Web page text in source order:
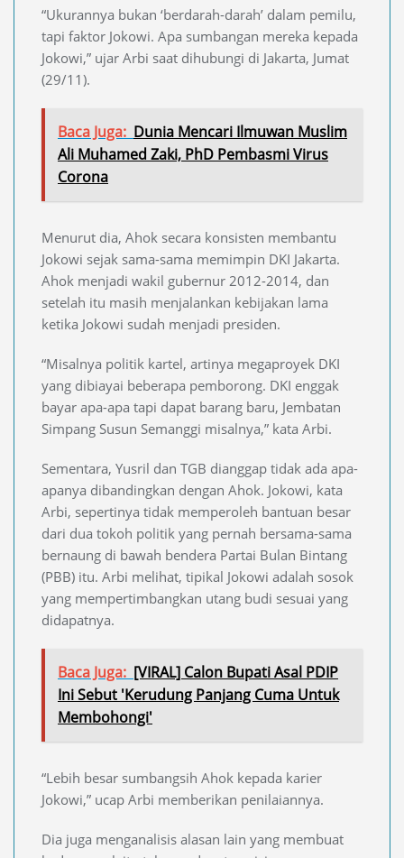
“Ukurannya bukan ‘berdarah-darah’ dalam pemilu,
tapi faktor Jokowi. Apa sumbangan mereka kepada
Jokowi,” ujar Arbi saat dihubungi di Jakarta, Jumat
(29/11).
Baca Juga: Dunia Mencari Ilmuwan Muslim
Ali Muhamed Zaki, PhD Pembasmi Virus
Corona
Menurut dia, Ahok secara konsisten membantu
Jokowi sejak sama-sama memimpin DKI Jakarta.
Ahok menjadi wakil gubernur 2012-2014, dan
setelah itu masih menjalankan kebijakan lama
ketika Jokowi sudah menjadi presiden.
“Misalnya politik kartel, artinya megaproyek DKI
yang dibiayai beberapa pemborong. DKI enggak
bayar apa-apa tapi dapat barang baru, Jembatan
Simpang Susun Semanggi misalnya,” kata Arbi.
Sementara, Yusril dan TGB dianggap tidak ada apa-
apanya dibandingkan dengan Ahok. Jokowi, kata
Arbi, sepertinya tidak memperoleh bantuan besar
dari dua tokoh politik yang pernah bersama-sama
bernaung di bawah bendera Partai Bulan Bintang
(PBB) itu. Arbi melihat, tipikal Jokowi adalah sosok
yang mempertimbangkan utang budi sesuai yang
didapatnya.
Baca Juga: [VIRAL] Calon Bupati Asal PDIP
Ini Sebut 'Kerudung Panjang Cuma Untuk
Membohongi'
“Lebih besar sumbangsih Ahok kepada karier
Jokowi,” ucap Arbi memberikan penilaiannya.
Dia juga menganalisis alasan lain yang membuat